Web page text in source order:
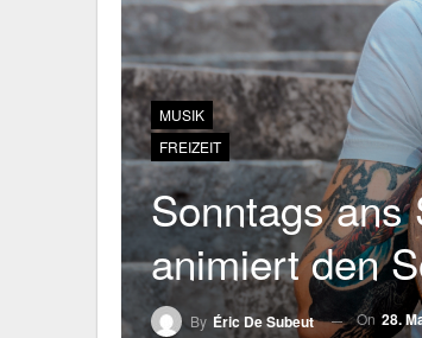
MUSIK
FREIZEIT
Sonntags ans
animiert den
By Éric De Subeut On 28.